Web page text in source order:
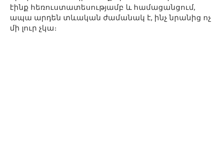
էինք հեռուստատեսությամբ և համացանցում,
ապա արդեն տևական ժամանակ է, ինչ նրանից ոչ
մի լուր չկա։